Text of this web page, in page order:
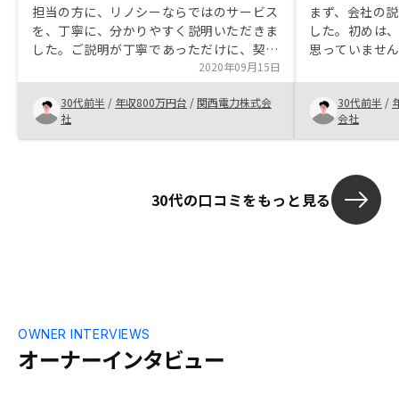
担当の方に、リノシーならではのサービス
を、丁寧に、分かりやすく説明いただきま
した。ご説明が丁寧であっただけに、契約
後の資料のやりとりに、もう少し配慮いた
だけたら、満足度がより上がると思いまし
た。
2020年09月15日
30代前半 / 年収800万円台 /関西電力株式会
社
まず、会社の
した。初めは
思っていませ
だいた上に、
だいたので安
した。周りで
する人もいま
い、今回お世
30代前半 /
会社
30代の口コミをもっと見る
オーナーインタビュー
OWNER INTERVIEWS